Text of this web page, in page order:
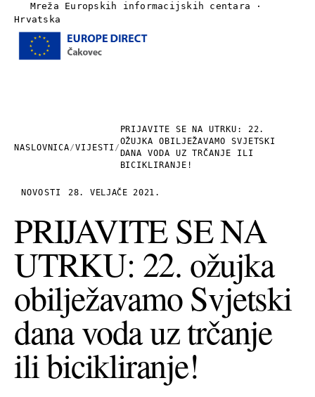
Mreža Europskih informacijskih centara ·
Hrvatska
Linkovi
Kontakt
+385 (0)40 374 016 info@europedirect-cakovec.eu
NASLOVNICA/VIJESTI /
PRIJAVITE SE NA UTRKU: 22.
OŽUJKA OBILJEŽAVAMO SVJETSKI
DANA VODA UZ TRČANJE ILI
BICIKLIRANJE!
NOVOSTI 28. VELJAČE 2021.
PRIJAVITE SE NA
UTRKU: 22. ožujka
obilježavamo Svjetski
dana voda uz trčanje
ili bicikliranje!